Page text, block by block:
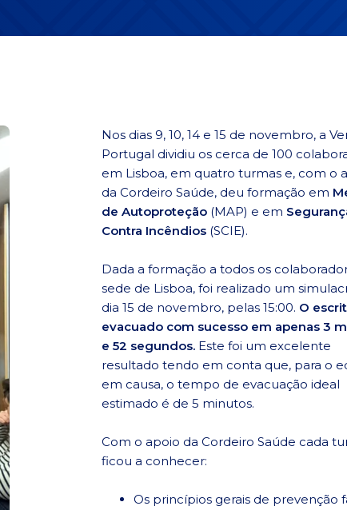
Nos dias 9, 10, 14 e 15 de novembro, a
Portugal dividiu os cerca de 100
em Lisboa, em quatro turmas e, com o
da Cordeiro Saúde, deu formação em
de Autoproteção (MAP) e em
Contra Incêndios (SCIE).
Dada a formação a todos os
sede de Lisboa, foi realizado um
dia 15 de novembro, pelas 15:00. O
evacuado com sucesso em apenas 3
e 52 segundos. Este foi um excelente
resultado tendo em conta que, para o
em causa, o tempo de evacuação ideal
estimado é de 5 minutos.
Com o apoio da Cordeiro Saúde cada
ficou a conhecer:
Os princípios gerais de prevenção